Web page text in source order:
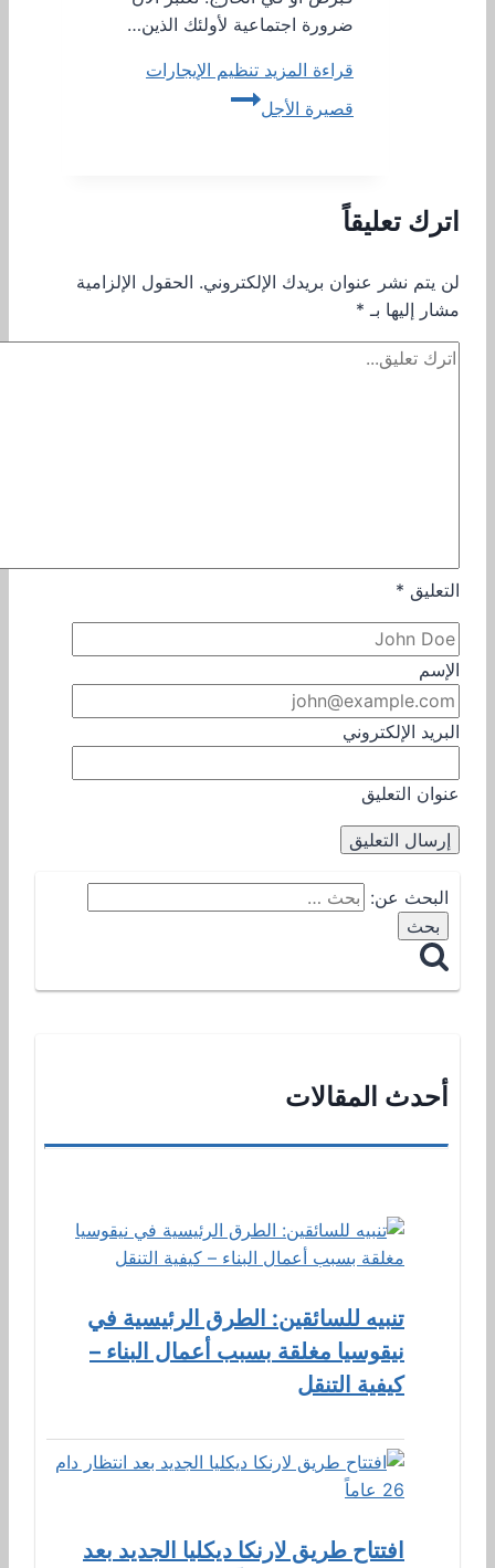
ضرورة اجتماعية لأولئك الذين…
قراءة المزيد تنظيم الإيجارات
قصيرة الأجل
اترك تعليقاً
لن يتم نشر عنوان بريدك الإلكتروني. الحقول الإلزامية
مشار إليها بـ *
التعليق *
الإسم
البريد الإلكتروني
عنوان التعليق
البحث عن:
أحدث المقالات
تنبيه للسائقين: الطرق الرئيسية في
نيقوسيا مغلقة بسبب أعمال البناء –
كيفية التنقل
افتتاح طريق لارنكا ديكليا الجديد بعد